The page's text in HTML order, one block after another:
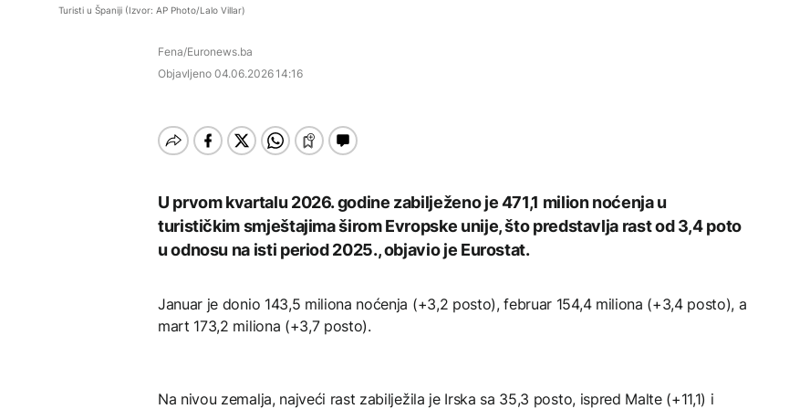
BiH Seada Bublina zbog
pronevjere
protiv službenika Suda
BiH Seada Bublina zbog
Grgurević traži
blizini Manastira Ostrog
AKTUELNO
Hormuški moreuz
uskoro se otvara na 60
dana
Kina aktivirala vanredne
mjere zbog približavanja
tajfuna Delfin
Rihanna radi na novom
albumu
Šta je Ciklospora i da li
prijeti širenje u Evropi?
KULTURA
septembra: Stiže
evropski pozorišni
spektakl “Brechtovi
Turisti u Španiji (Izvor: AP Photo/Lalo Villar)
Fena/Euronews.ba
Objavljeno 04.06.2026 14:16
U prvom kvartalu 2026. godine zabilježeno je 471,1 milion noćenja u
turističkim smještajima širom Evropske unije, što predstavlja rast od 3,4 poto
u odnosu na isti period 2025., objavio je Eurostat.
Januar je donio 143,5 miliona noćenja (+3,2 posto), februar 154,4 miliona (+3,4 posto), a
mart 173,2 miliona (+3,7 posto).
Na nivou zemalja, najveći rast zabilježila je Irska sa 35,3 posto, ispred Malte (+11,1) i